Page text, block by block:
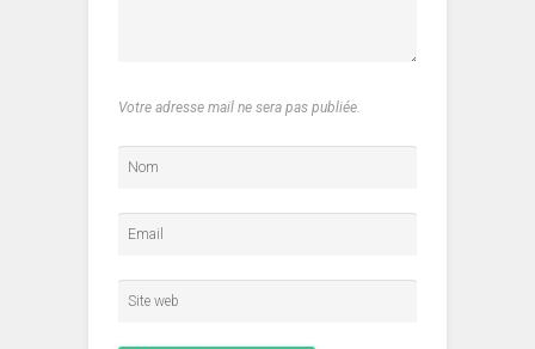
Votre adresse mail ne sera pas publiée.